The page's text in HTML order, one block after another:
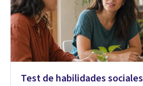
Test de habilidades sociales